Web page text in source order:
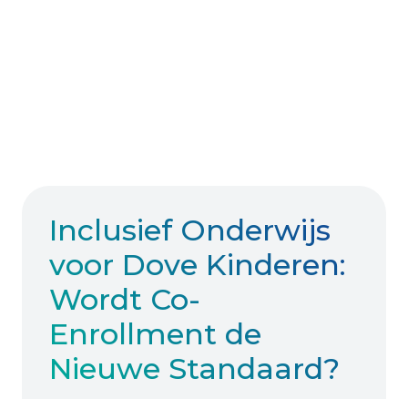
Inclusief Onderwijs
voor Dove Kinderen:
Wordt Co-
Enrollment de
Nieuwe Standaard?